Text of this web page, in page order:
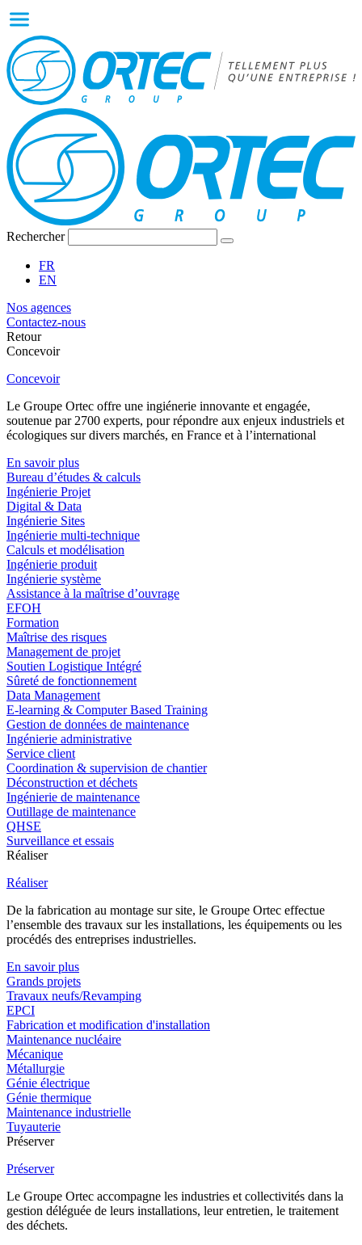
Rechercher
FR
EN
Nos agences
Contactez-nous
Retour
Concevoir
Concevoir
Le Groupe Ortec offre une ingiénerie innovante et engagée,
soutenue par 2700 experts, pour répondre aux enjeux industriels et
écologiques sur divers marchés, en France et à l’international
En savoir plus
Bureau d’études & calculs
Ingénierie Projet
Digital & Data
Ingénierie Sites
Ingénierie multi-technique
Calculs et modélisation
Ingénierie produit
Ingénierie système
Assistance à la maîtrise d’ouvrage
EFOH
Formation
Maîtrise des risques
Management de projet
Soutien Logistique Intégré
Sûreté de fonctionnement
Data Management
E-learning & Computer Based Training
Gestion de données de maintenance
Ingénierie administrative
Service client
Coordination & supervision de chantier
Déconstruction et déchets
Ingénierie de maintenance
Outillage de maintenance
QHSE
Surveillance et essais
Réaliser
Réaliser
De la fabrication au montage sur site, le Groupe Ortec effectue
l’ensemble des travaux sur les installations, les équipements ou les
procédés des entreprises industrielles.
En savoir plus
Grands projets
Travaux neufs/Revamping
EPCI
Fabrication et modification d'installation
Maintenance nucléaire
Mécanique
Métallurgie
Génie électrique
Génie thermique
Maintenance industrielle
Tuyauterie
Préserver
Préserver
Le Groupe Ortec accompagne les industries et collectivités dans la
gestion déléguée de leurs installations, leur entretien, le traitement
des déchets.